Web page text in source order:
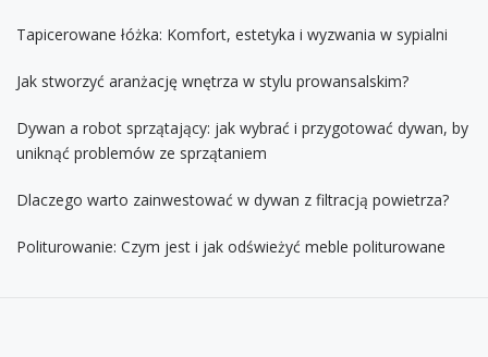
Tapicerowane łóżka: Komfort, estetyka i wyzwania w sypialni
Jak stworzyć aranżację wnętrza w stylu prowansalskim?
Dywan a robot sprzątający: jak wybrać i przygotować dywan, by
uniknąć problemów ze sprzątaniem
Dlaczego warto zainwestować w dywan z filtracją powietrza?
Politurowanie: Czym jest i jak odświeżyć meble politurowane